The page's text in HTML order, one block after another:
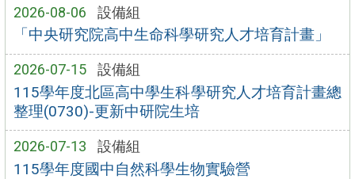
2026-08-06 設備組
「中央研究院高中生命科學研究人才培育計畫」
2026-07-15 設備組
115學年度北區高中學生科學研究人才培育計畫總
整理(0730)-更新中研院生培
2026-07-13 設備組
115學年度國中自然科學生物實驗營